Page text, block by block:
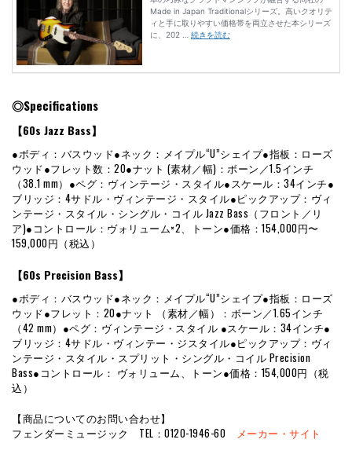
◎Specifications
【60s Jazz Bass】
●ボディ：バスウッド●ネック：メイプル“U”シェイプ●指板：ローズ
ウッド●フレット数：20●ナット (素材／幅)：ボーン／1.5インチ
（38.1 mm）●ペグ：ヴィンテージ・スタイル●スケール：34インチ●
ブリッジ：4サドル・ヴィンテージ・スタイル●ピックアップ：ヴィ
ンテージ・スタイル・シングル・コイル Jazz Bass（フロント／リ
ア)●コントロール：ヴォリューム×2、トーン●価格：154,000円〜
159,000円（税込）
【60s Precision Bass】
●ボディ：バスウッド●ネック：メイプル“U”シェイプ●指板：ローズ
ウッド●フレット：20●ナット （素材／幅）：ボーン／1.65インチ
（42 mm）●ペグ：ヴィンテージ・スタイル ●スケール：34インチ●
ブリッジ：4サドル・ヴィンテー・ジスタイル●ピックアップ：ヴィ
ンテージ・スタイル・スプリット・シングル・コイル Precision
Bass●コントロール： ヴォリューム、トーン●価格：154,000円（税
込）
【商品についてのお問い合わせ】
フェンダーミュージック TEL：0120-1946-60
メーカー・サイト